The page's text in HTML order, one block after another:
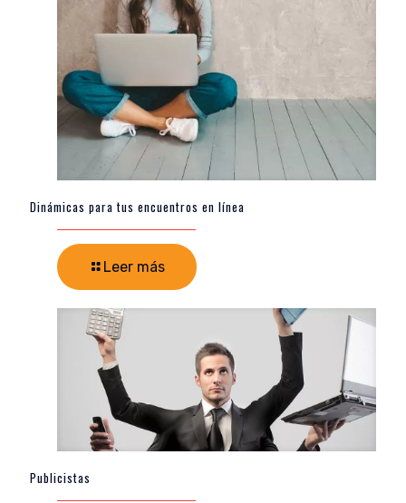
Dinámicas para tus encuentros en línea
Leer más
Publicistas